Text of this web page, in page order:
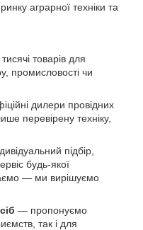
аграрної техніки та
товарів для
промисловості чи
дилери провідних
перевірену техніку,
підбір,
будь-якої
— ми вирішуємо
— пропонуємо
так і для